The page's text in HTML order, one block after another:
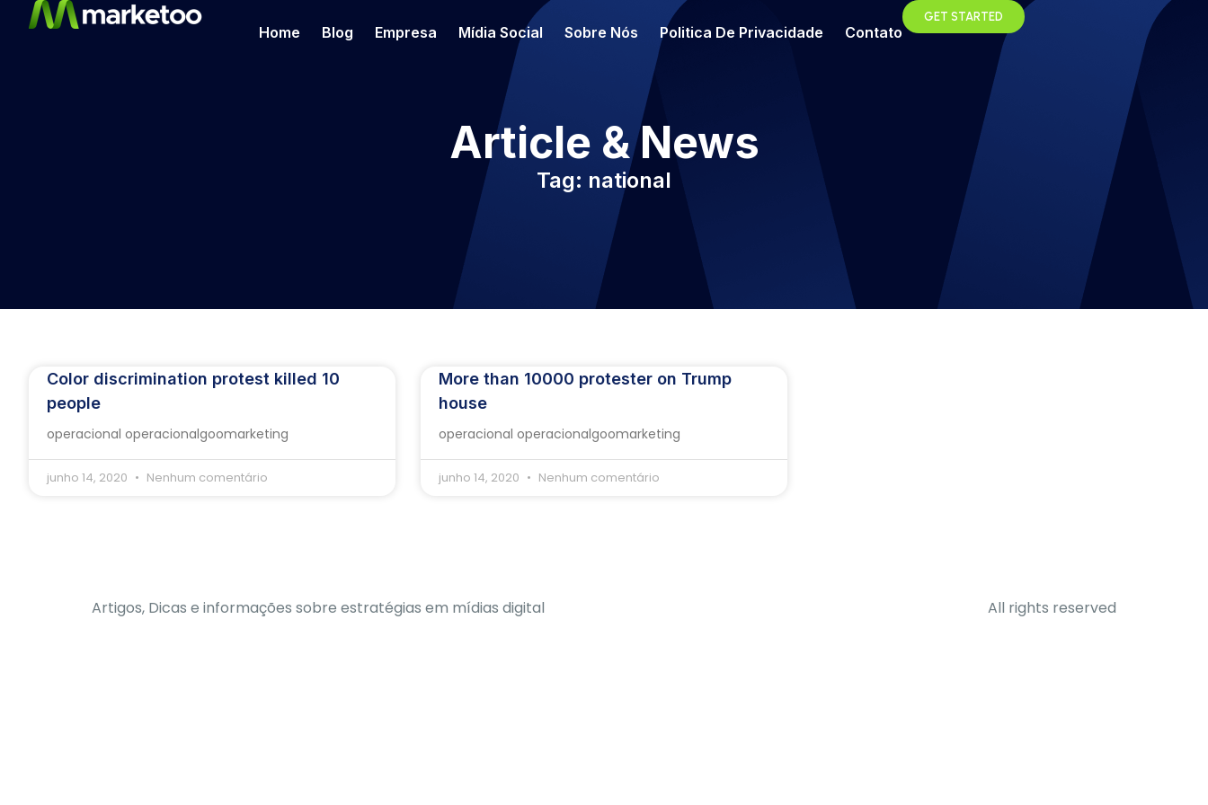
Home Blog Empresa Mídia Social Sobre Nós Politica De Privacidade Contato
GET STARTED
Article & News
Tag: national
Color discrimination protest killed 10
people
operacional operacionalgoomarketing
junho 14, 2020 Nenhum comentário
More than 10000 protester on Trump
house
operacional operacionalgoomarketing
junho 14, 2020 Nenhum comentário
Artigos, Dicas e informações sobre estratégias em mídias digital All rights reserved